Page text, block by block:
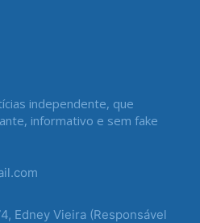
independente, que
informativo e sem fake
Edney Vieira (Responsável